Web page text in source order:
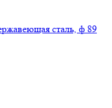
сталь, ф 89